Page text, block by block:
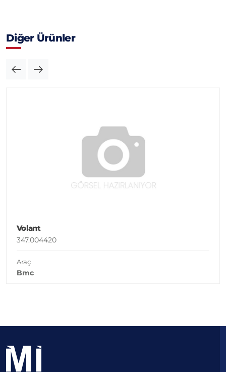
Diğer Ürünler
Volant
347.004420
Araç
Bmc